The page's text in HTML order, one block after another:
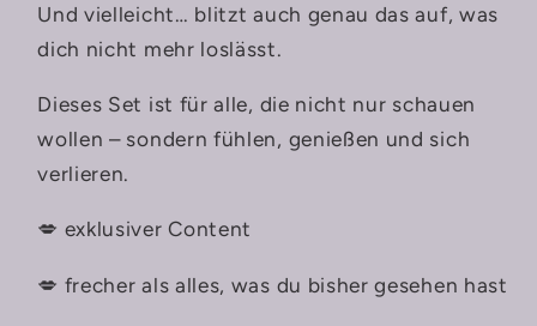
Und vielleicht… blitzt auch genau das auf, was
dich nicht mehr loslässt.
Dieses Set ist für alle, die nicht nur schauen
wollen – sondern fühlen, genießen und sich
verlieren.
💋 exklusiver Content
💋 frecher als alles, was du bisher gesehen hast